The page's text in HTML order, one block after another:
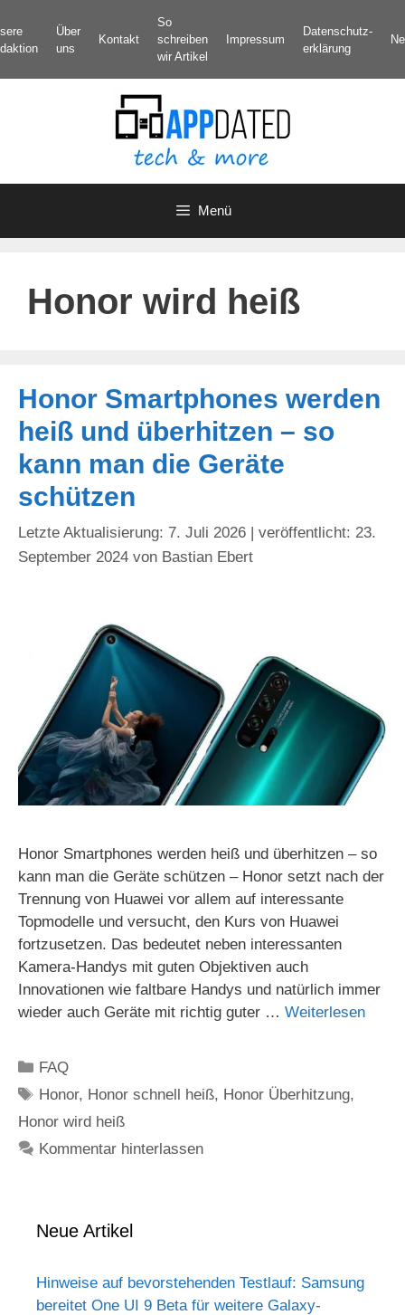
Inhalt
springen
Über
uns
Kontakt
So
schreiben
wir Artikel
Impressum
Datenschutz­
erklärung
Menü
Honor wird heiß
Honor Smartphones werden
heiß und überhitzen – so
kann man die Geräte
schützen
7. Juli 2026
23.
September 2024 von Bastian Ebert
Honor Smartphones werden heiß und überhitzen – so
kann man die Geräte schützen – Honor setzt nach der
Trennung von Huawei vor allem auf interessante
Topmodelle und versucht, den Kurs von Huawei
fortzusetzen. Das bedeutet neben interessanten
Kamera-Handys mit guten Objektiven auch
Innovationen wie faltbare Handys und natürlich immer
wieder auch Geräte mit richtig guter … Weiterlesen
Kategorien
FAQ
Schlagwörter
Honor, Honor schnell heiß, Honor Überhitzung,
Honor wird heiß
Kommentar hinterlassen
Neue Artikel
Hinweise auf bevorstehenden Testlauf: Samsung
bereitet One UI 9 Beta für weitere Galaxy-